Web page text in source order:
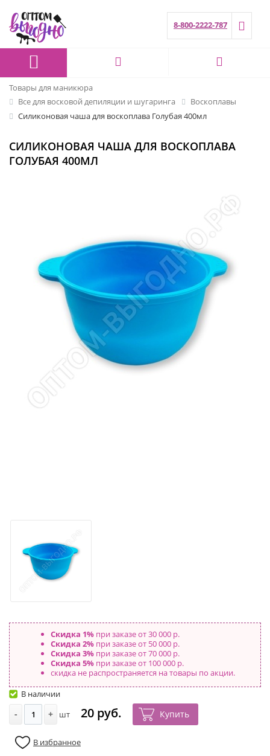
8-800-2222-787
Товары для маникюра
Все для восковой депиляции и шугаринга
Воскоплавы
Силиконовая чаша для воскоплава Голубая 400мл
СИЛИКОНОВАЯ ЧАША ДЛЯ ВОСКОПЛАВА
ГОЛУБАЯ 400МЛ
Скидка 1%при заказе от 30 000 р.
Скидка 2%при заказе от 50 000 р.
Скидка 3%при заказе от 70 000 р.
Скидка 5%при заказе от 100 000 р.
скидка не распространяется на товары по акции.
В наличии
- + шт 20 руб. Купить
В избранное